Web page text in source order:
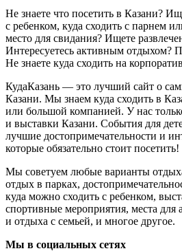
Не знаете что посетить в Казани?
с ребенком, куда сходить с парнем
место для свидания? Ищете
Интересуетесь активным отдыхом?
Не знаете куда сходить на
КудаКазань — это лучший сайт о
Казани. Мы знаем куда сходить в
или большой компанией. У нас
и выставки Казани. События для
лучшие достопримечательности и
которые обязательно стоит посетить!
Мы советуем любые варианты
отдых в парках,
куда можно сходить с ребенком,
спортивные мероприятия, места для
и отдыха с семьей, и многое другое.
Мы в социальных сетях